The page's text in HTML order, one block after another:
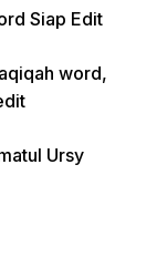
Siap Edit
word,
Ursy